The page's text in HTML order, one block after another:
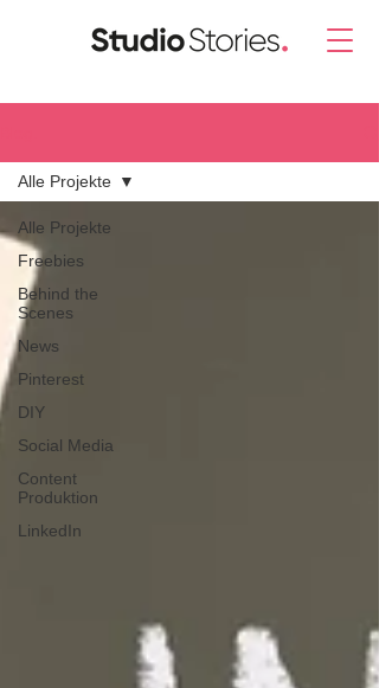
Alle Projekte
Freebies
Behind the
Scenes
News
Pinterest
DIY
Social Media
Content
Produktion
LinkedIn
Alle Projekte